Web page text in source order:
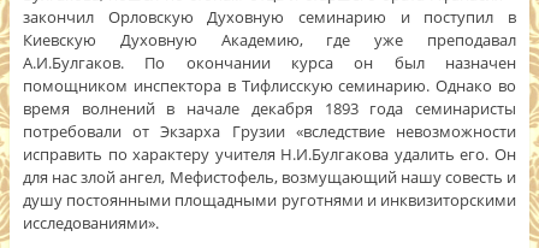
закончил Орловскую Духовную семинарию и поступил в
Киевскую Духовную Академию, где уже преподавал
А.И.Булгаков. По окончании курса он был назначен
помощником инспектора в Тифлисскую семинарию. Однако во
время волнений в начале декабря 1893 года семинаристы
потребовали от Экзарха Грузии «вследствие невозможности
исправить по характеру учителя Н.И.Булгакова удалить его. Он
для нас злой ангел, Мефистофель, возмущающий нашу совесть и
душу постоянными площадными руготнями и инквизиторскими
исследованиями».